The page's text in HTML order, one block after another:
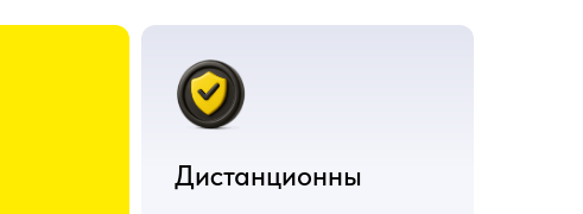
Дистанционны